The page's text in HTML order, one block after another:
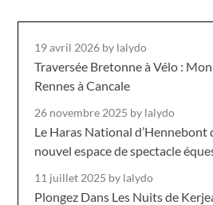
19 avril 2026 by lalydo
Traversée Bretonne à Vélo :
Rennes à Cancale
26 novembre 2025 by lalydo
Le Haras National d’Hennebont
nouvel espace de spectacle
11 juillet 2025 by lalydo
Plongez Dans Les Nuits de